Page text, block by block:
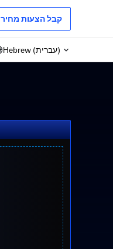
קבל הצעות מחיר
Hebrew (עברית)